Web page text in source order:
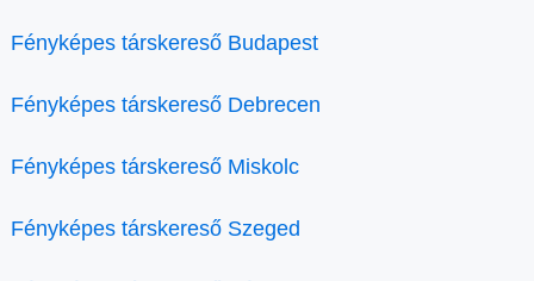
Fényképes társkereső Budapest
Fényképes társkereső Debrecen
Fényképes társkereső Miskolc
Fényképes társkereső Szeged